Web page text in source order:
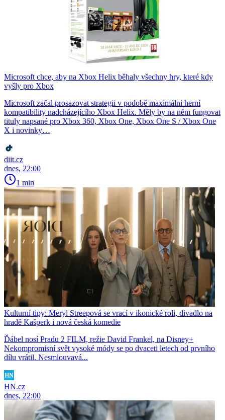
Microsoft chce, aby na Xbox Helix běhaly všechny hry, které kdy
vyšly pro Xbox
Microsoft začal prosazovat strategii v podobě maximální herní
kompatibility nadcházejícího Xbox Helix. Měly by na něm fungovat
tituly napsané pro Xbox 360, Xbox One, Xbox One S / Xbox One
X i novinky…
diit.cz
dnes, 22:00
1 min
Kulturní tipy: Meryl Streepová se vrací v ikonické roli, divadlo na
hradě Kašperk i nová česká komedie
Ďábel nosí Pradu 2 FILM, režie David Frankel, na Disney+
Nekompromisní svět vysoké módy se po dvaceti letech od prvního
dílu vrátil. Nesmlouvavá...
HN.cz
dnes, 22:00